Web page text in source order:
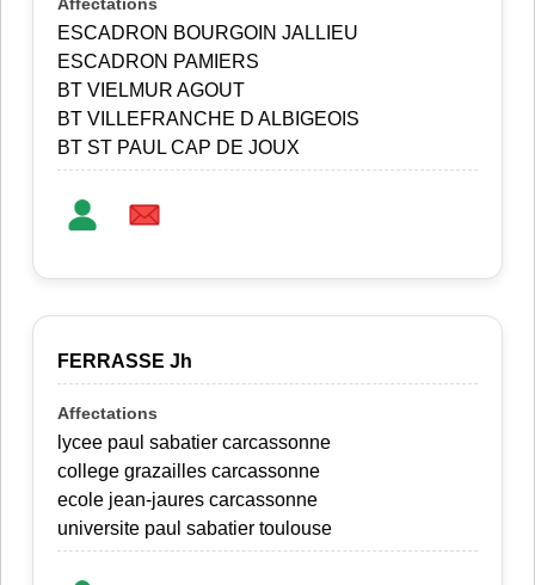
ESCADRON BOURGOIN JALLIEU
ESCADRON PAMIERS
BT VIELMUR AGOUT
BT VILLEFRANCHE D ALBIGEOIS
BT ST PAUL CAP DE JOUX
FERRASSE Jh
lycee paul sabatier carcassonne
college grazailles carcassonne
ecole jean-jaures carcassonne
universite paul sabatier toulouse